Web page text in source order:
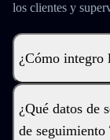
los clientes y
¿Cómo integro
¿Qué datos de
de